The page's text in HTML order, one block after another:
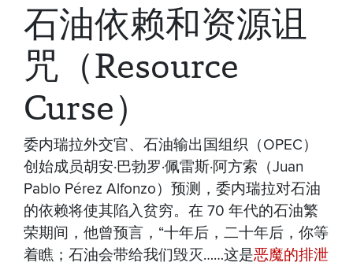
石油依赖和资源诅
咒（Resource
Curse）
委内瑞拉外交官、石油输出国组织（OPEC）
创始成员胡安·巴勃罗·佩雷斯·阿方索（Juan
Pablo Pérez Alfonzo）预测，委内瑞拉对石油
的依赖将使其陷入贫穷。在 70 年代的石油繁
荣期间，他曾预言，“十年后，二十年后，你等
着瞧；石油会带给我们毁灭……这是恶魔的排泄